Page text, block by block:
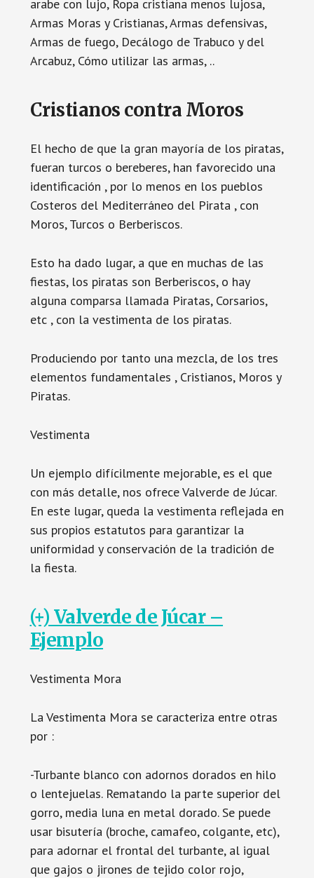
arabe con lujo, Ropa cristiana menos lujosa,
Armas Moras y Cristianas, Armas defensivas,
Armas de fuego, Decálogo de Trabuco y del
Arcabuz, Cómo utilizar las armas, ..
Cristianos contra Moros
El hecho de que la gran mayoría de los piratas,
fueran turcos o bereberes, han favorecido una
identificación , por lo menos en los pueblos
Costeros del Mediterráneo del Pirata , con
Moros, Turcos o Berberiscos.
Esto ha dado lugar, a que en muchas de las
fiestas, los piratas son Berberiscos, o hay
alguna comparsa llamada Piratas, Corsarios,
etc , con la vestimenta de los piratas.
Produciendo por tanto una mezcla, de los tres
elementos fundamentales , Cristianos, Moros y
Piratas.
Vestimenta
Un ejemplo difícilmente mejorable, es el que
con más detalle, nos ofrece Valverde de Júcar.
En este lugar, queda la vestimenta reflejada en
sus propios estatutos para garantizar la
uniformidad y conservación de la tradición de
la fiesta.
(+) Valverde de Júcar –
Ejemplo
Vestimenta Mora
La Vestimenta Mora se caracteriza entre otras
por :
-Turbante blanco con adornos dorados en hilo
o lentejuelas. Rematando la parte superior del
gorro, media luna en metal dorado. Se puede
usar bisutería (broche, camafeo, colgante, etc),
para adornar el frontal del turbante, al igual
que gajos o jirones de tejido color rojo,